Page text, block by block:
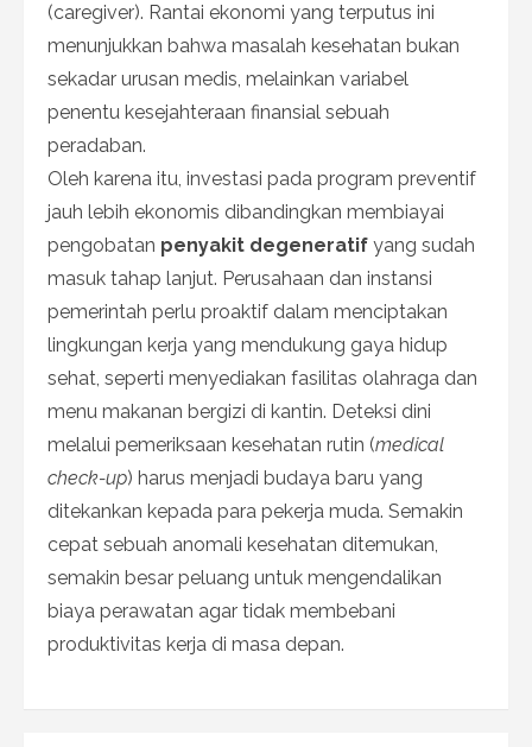
(caregiver). Rantai ekonomi yang terputus ini
menunjukkan bahwa masalah kesehatan bukan
sekadar urusan medis, melainkan variabel
penentu kesejahteraan finansial sebuah
peradaban.
Oleh karena itu, investasi pada program preventif
jauh lebih ekonomis dibandingkan membiayai
pengobatan penyakit degeneratif yang sudah
masuk tahap lanjut. Perusahaan dan instansi
pemerintah perlu proaktif dalam menciptakan
lingkungan kerja yang mendukung gaya hidup
sehat, seperti menyediakan fasilitas olahraga dan
menu makanan bergizi di kantin. Deteksi dini
melalui pemeriksaan kesehatan rutin (medical
check-up) harus menjadi budaya baru yang
ditekankan kepada para pekerja muda. Semakin
cepat sebuah anomali kesehatan ditemukan,
semakin besar peluang untuk mengendalikan
biaya perawatan agar tidak membebani
produktivitas kerja di masa depan.